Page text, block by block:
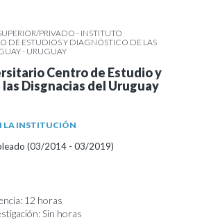
PRIVADO - INSTITUTO
DE ESTUDIOS Y DIAGNÓSTICO DE LAS
- URUGUAY
Centro de Estudio y
Disgnacias del Uruguay
LA INSTITUCIÓN
(03/2014 - 03/2019)
12 horas
Sin horas